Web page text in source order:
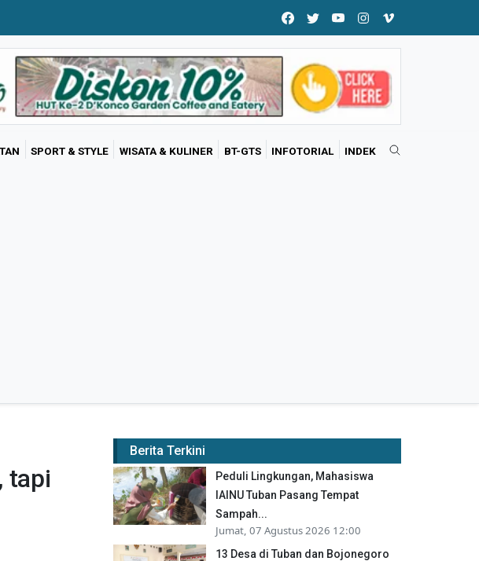
SPORT & STYLE WISATA & KULINER BT-GTS INFOTORIAL INDEK
tapi
Berita Terkini
Peduli Lingkungan, Mahasiswa
IAINU Tuban Pasang Tempat
Sampah...
Jumat, 07 Agustus 2026 12:00
13 Desa di Tuban dan Bojonegoro